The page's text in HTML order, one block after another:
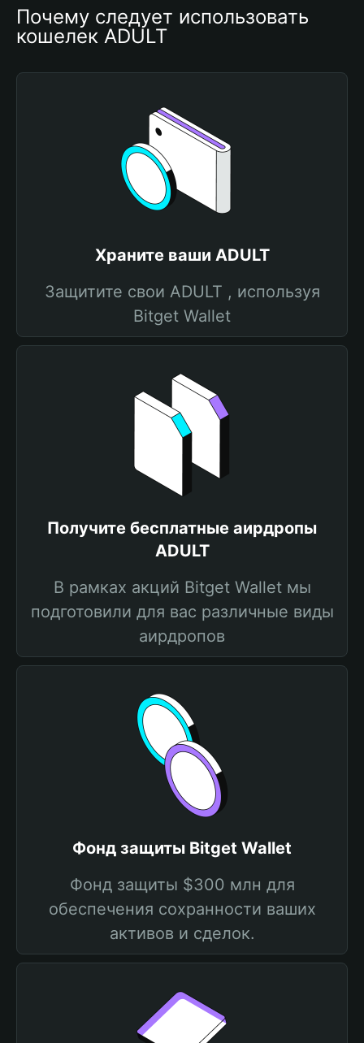
Почему следует использовать
кошелек ADULT
Храните ваши ADULT
Защитите свои ADULT , используя
Bitget Wallet
Получите бесплатные аирдропы
ADULT
В рамках акций Bitget Wallet мы
подготовили для вас различные виды
аирдропов
Фонд защиты Bitget Wallet
Фонд защиты $300 млн для
обеспечения сохранности ваших
активов и сделок.